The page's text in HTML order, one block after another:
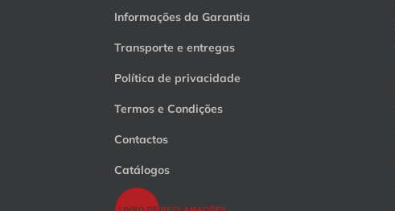
Informações da Garantia
Transporte e entregas
Política de privacidade
Termos e Condições
Contactos
Catálogos